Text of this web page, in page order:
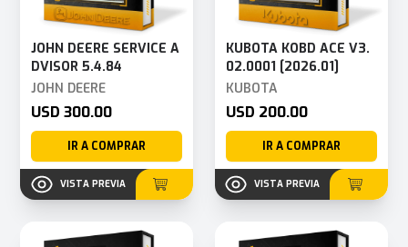
JOHN DEERE SERVICE A
DVISOR 5.4.84
JOHN DEERE
USD 300.00
IR A COMPRAR
VISTA PREVIA
KUBOTA KOBD ACE V3.
02.0001 [2026.01]
KUBOTA
USD 200.00
IR A COMPRAR
VISTA PREVIA